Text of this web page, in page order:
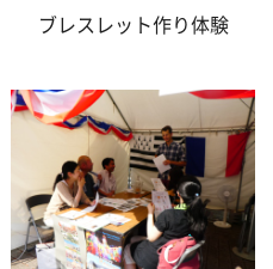
ブレスレット作り体験